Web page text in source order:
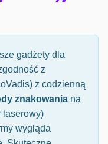
gadżety dla
z
z codzienną
znakowania na
laserowy)
wygląda